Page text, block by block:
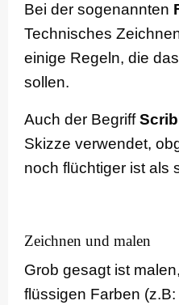
Bei der sogenannten
Technisches
einige Regeln, die
sollen.
Auch der Begriff
Skizze verwendet,
noch flüchtiger ist als
Zeichnen und malen
Grob gesagt ist
flüssigen Farben